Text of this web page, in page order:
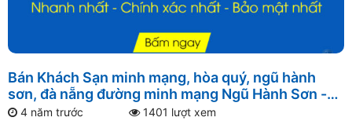
Bán Khách Sạn minh mạng, hòa quý, ngũ hành
sơn, đà nẵng đường minh mạng Ngũ Hành Sơn -
Đường thông, Gần cầu Minh Mạng
4 năm trước 1401 lượt xem